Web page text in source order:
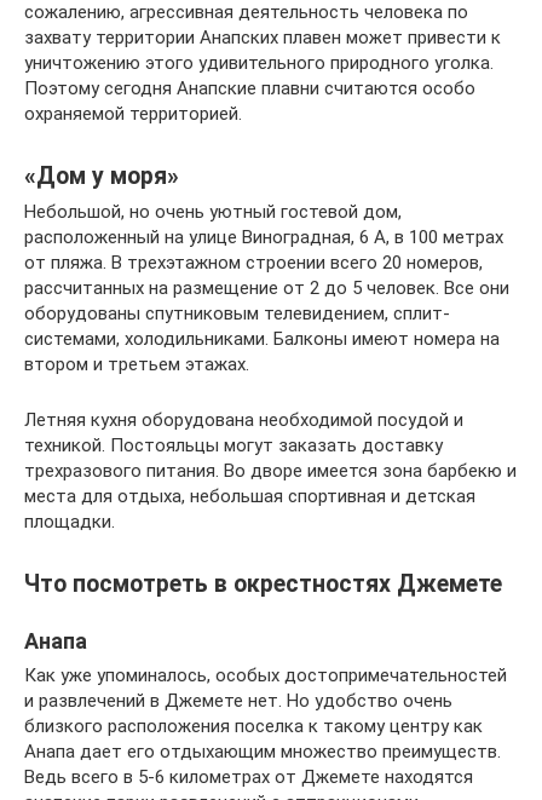
сожалению, агрессивная деятельность человека по
захвату территории Анапских плавен может привести к
уничтожению этого удивительного природного уголка.
Поэтому сегодня Анапские плавни считаются особо
охраняемой территорией.
«Дом у моря»
Небольшой, но очень уютный гостевой дом,
расположенный на улице Виноградная, 6 А, в 100 метрах
от пляжа. В трехэтажном строении всего 20 номеров,
рассчитанных на размещение от 2 до 5 человек. Все они
оборудованы спутниковым телевидением, сплит-
системами, холодильниками. Балконы имеют номера на
втором и третьем этажах.
Летняя кухня оборудована необходимой посудой и
техникой. Постояльцы могут заказать доставку
трехразового питания. Во дворе имеется зона барбекю и
места для отдыха, небольшая спортивная и детская
площадки.
Что посмотреть в окрестностях Джемете
Анапа
Как уже упоминалось, особых достопримечательностей
и развлечений в Джемете нет. Но удобство очень
близкого расположения поселка к такому центру как
Анапа дает его отдыхающим множество преимуществ.
Ведь всего в 5-6 километрах от Джемете находятся